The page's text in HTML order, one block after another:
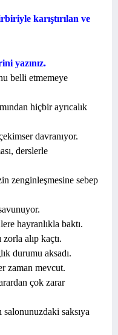
karıştırılan ve
yazınız.
belli etmemeye
hiçbir ayrıcalık
davranıyor.
derslerle
zenginleşmesine sebep
hayranlıkla baktı.
alıp kaçtı.
durumu aksadı.
zaman mevcut.
çok zarar
saksıya